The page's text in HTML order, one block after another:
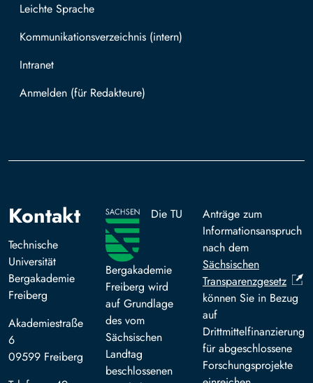
Leichte Sprache
Kommunikationsverzeichnis (intern)
Intranet
Mit TUBAF Login anmelden
Kontakt
Technische
Universität
Bergakademie
Freiberg
Akademiestraße
6
09599 Freiberg
Die TU
Bergakademie
Freiberg wird
auf Grundlage
des vom
Sächsischen
Landtag
beschlossenen
Anträge zum
Informationsanspruch
nach dem
Sächsischen
Transparenzgesetz
können Sie in Bezug
auf
Drittmittelfinanzierung
für abgeschlossene
Forschungsprojekte